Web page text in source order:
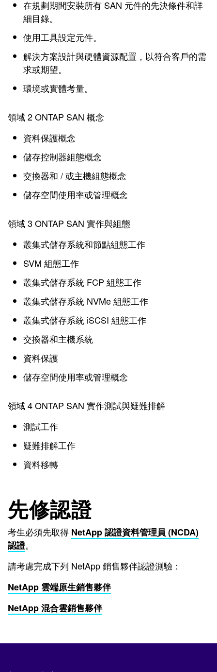
在規劃期間安裝所有 SAN 元件的先決條件和詳
細目錄。
使用工具設定元件。
解決方案設計與硬體資源配置，以符合客戶的需
求或期望。
環境或實體考量。
領域 2 ONTAP SAN 概念
資料保護概念
儲存控制器組態概念
交換器和 / 或主機組態概念
儲存空間使用率或管理概念
領域 3 ONTAP SAN 實作與組態
叢集式儲存系統和節點組態工作
SVM 組態工作
叢集式儲存系統 FCP 組態工作
叢集式儲存系統 NVMe 組態工作
叢集式儲存系統 iSCSI 組態工作
交換器和主機系統
資料保護
儲存空間使用率或管理概念
領域 4 ONTAP SAN 實作測試與疑難排解
測試工作
疑難排解工作
資料移轉
先修認證
考生必須先取得 NetApp 認證資料管理員 (NCDA)
認證。
請考慮完成下列 NetApp 銷售夥伴認證測驗：
NetApp 雲端原生銷售夥伴
NetApp 混合雲銷售夥伴